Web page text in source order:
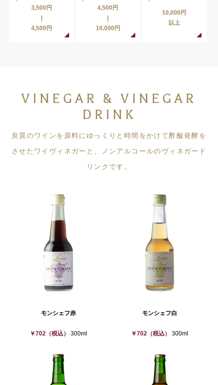
3,500円
|
4,500円
4,500円
|
10,000円
10,000円
以上
VINEGAR & VINEGAR
DRINK
良質のワインを原料にゆっくりと時間をかけて​酢酸発酵を
させたワイヴィネガーと、​
ノンアルコールのヴィネガード
リンクです。
モンシェフ赤
￥702 （税込） 300ml
モンシェフ白
￥702 （税込） 300ml